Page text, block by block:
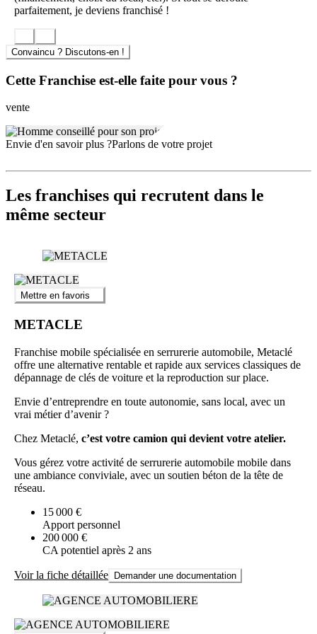
ans de 100 000 €, s’appuyant sur l’expérience terrain et un suivi
rapproché des indicateurs clés. La structure de redevance annuelle
(136 €) est clairement définie, contribuant à la pérennité du modèle,
tout en garantissant l’accès à des innovations régulières.
parfaitement, je deviens franchisé !
Convaincu ? Discutons-en !
Cette Franchise est-elle faite pour vous ?
vente
Envie d'en savoir plus ?Parlons de votre projet
Les franchises qui recrutent dans le
même secteur
Mettre en favoris
METACLE
Franchise mobile spécialisée en serrurerie automobile, Metaclé
offre une alternative rentable et rapide aux services classiques de
dépannage de clés de voiture et la reproduction sur place.
Envie d’entreprendre en toute autonomie, sans local, avec un
vrai métier d’avenir ?
Chez Metaclé, c’est votre camion qui devient votre atelier.
Vous gérez votre activité de serrurerie automobile mobile dans
une ambiance conviviale, avec un soutien béton de la tête de
réseau.
15 000 €
Apport personnel
200 000 €
CA potentiel après 2 ans
Voir la fiche détaillée Demander une documentation